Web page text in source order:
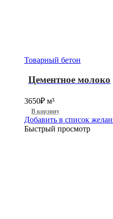
Товарный бетон
Цементное молоко
3650₽ м³
В корзину
Добавить в список
Быстрый просмотр